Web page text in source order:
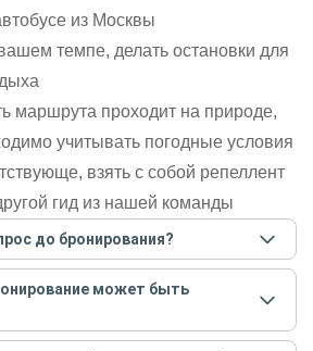
из Москвы
темпе, делать остановки для
маршрута проходит на природе,
учитывать погодные условия
взять с собой репеллент
гид из нашей команды
до бронирования?
по ссылке «Задать вопрос» и
при этом не нужно. Сначала
интересующие вас вопросы и после
Задать вопрос.
может быть
погодных условий,